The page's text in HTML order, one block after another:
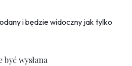
i będzie widoczny jak tylko
wysłana